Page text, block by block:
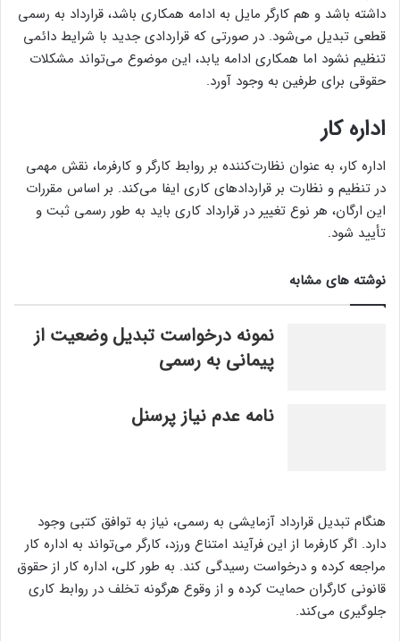
داشته باشد و هم کارگر مایل به ادامه همکاری باشد، قرارداد به رسمی
قطعی تبدیل می‌شود. در صورتی که قراردادی جدید با شرایط دائمی
تنظیم نشود اما همکاری ادامه یابد، این موضوع می‌تواند مشکلات
حقوقی برای طرفین به وجود آورد.
اداره کار
اداره کار، به عنوان نظارت‌کننده بر روابط کارگر و کارفرما، نقش مهمی
در تنظیم و نظارت بر قراردادهای کاری ایفا می‌کند. بر اساس مقررات
این ارگان، هر نوع تغییر در قرارداد کاری باید به طور رسمی ثبت و
تأیید شود.
نوشته های مشابه
نمونه درخواست تبدیل وضعیت از
پیمانی به رسمی
نامه عدم نیاز پرسنل
هنگام تبدیل قرارداد آزمایشی به رسمی، نیاز به توافق کتبی وجود
دارد. اگر کارفرما از این فرآیند امتناع ورزد، کارگر می‌تواند به اداره کار
مراجعه کرده و درخواست رسیدگی کند. به طور کلی، اداره کار از حقوق
قانونی کارگران حمایت کرده و از وقوع هرگونه تخلف در روابط کاری
جلوگیری می‌کند.